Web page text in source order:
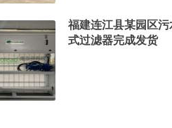
福建连江县某园区
式过滤器完成发货